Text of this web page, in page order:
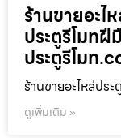
ร้านขายอะไ
ประตูรีโมท
ประตูรีโมท
ร้านขายอะไหล่ปร
ดูเพิ่มเติม »